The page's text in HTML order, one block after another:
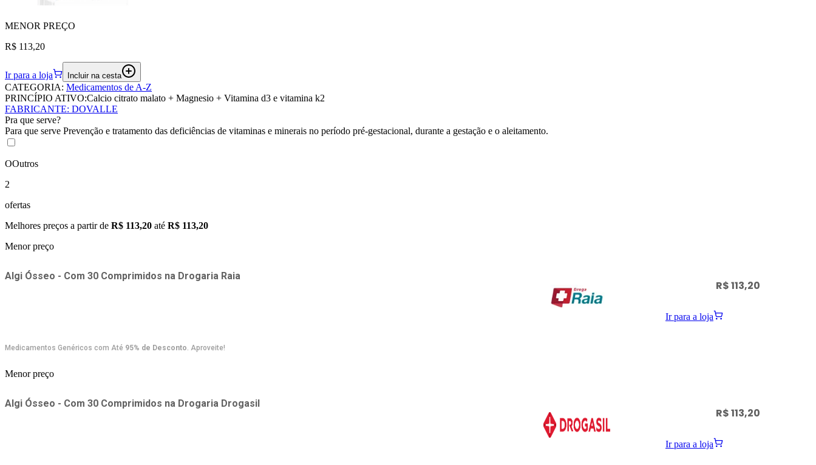
MENOR PREÇO
R$ 113,20
Ir para a loja Incluir na cesta
CATEGORIA: Medicamentos de A-Z
PRINCÍPIO ATIVO:Calcio citrato malato + Magnesio + Vitamina d3 e vitamina k2
FABRICANTE: DOVALLE
Pra que serve?
Para que serve Prevenção e tratamento das deficiências de vitaminas e minerais no período pré-gestacional, durante a gestação e o aleitamento.
OOutros
2
ofertas
Melhores preços a partir de R$ 113,20 até R$ 113,20
Menor preço
Algi Ósseo - Com 30 Comprimidos na Drogaria Raia
Medicamentos Genéricos com Até 95% de Desconto . Aproveite!
R$ 113,20
Ir para a loja
Menor preço
Algi Ósseo - Com 30 Comprimidos na Drogaria Drogasil
R$ 113,20
Ir para a loja